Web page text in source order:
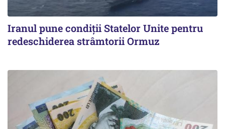
Iranul pune condiții Statelor Unite pentru
redeschiderea strâmtorii Ormuz